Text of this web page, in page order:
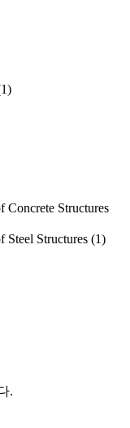
Concrete Structures
Steel Structures (1)
.